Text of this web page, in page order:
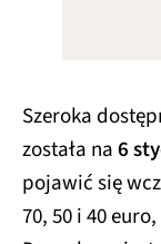
Szeroka
została na6
pojawić się
70, 50 i 40